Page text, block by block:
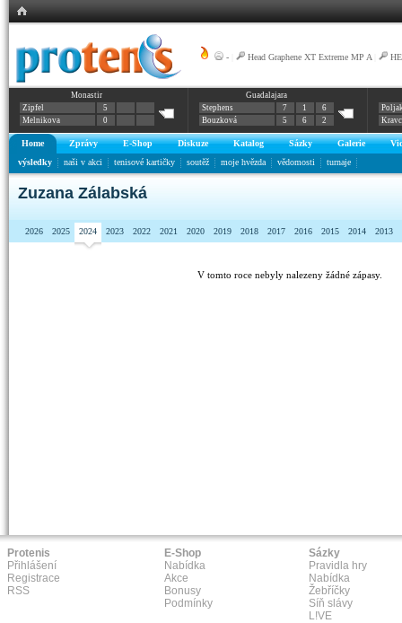
- Head Graphene XT Extreme MP A
Monastir
Zipfel
5
Melnikova
0
Guadalajara
Stephens
7 1
6
Bouzková
5 6 2
Home Zprávy E-Shop Diskuze Katalog Sázky Galerie
výsledky
naši v akci tenisové kartičky soutěž moje hvězda vědomosti turnaje
Zuzana Zálabská
2026 2025 2024 2023 2022 2021 2020 2019 2018 2017 2016 2015 2014 2013
V tomto roce nebyly nalezeny žádné zápasy.
Protenis
Přihlášení
Registrace
RSS
E-Shop
Nabídka
Akce
Bonusy
Podmínky
Sázky
Pravidla hry
Nabídka
Žebříčky
Síň slávy
L!VE